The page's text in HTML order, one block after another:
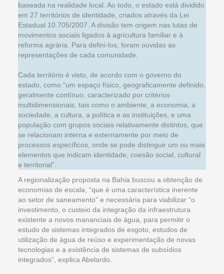
baseada na realidade local. Ao todo, o estado está dividido
em 27 territórios de identidade, criados através da Lei
Estadual 10.705/2007. A divisão tem origem nas lutas de
movimentos sociais ligados à agricultura familiar e à
reforma agrária. Para defini-los, foram ouvidas as
representações de cada comunidade.
Cada território é visto, de acordo com o governo do
estado, como “um espaço físico, geograficamente definido,
geralmente contínuo, caracterizado por critérios
multidimensionais, tais como o ambiente, a economia, a
sociedade, a cultura, a política e as instituições, e uma
população com grupos sociais relativamente distintos, que
se relacionam interna e externamente por meio de
processos específicos, onde se pode distinguir um ou mais
elementos que indicam identidade, coesão social, cultural
e territorial”.
A regionalização proposta na Bahia buscou a obtenção de
economias de escala, “que é uma característica inerente
ao setor de saneamento” e necessária para viabilizar “o
investimento, o custeio da integração da infraestrutura
existente a novos mananciais de água, para permitir o
estudo de sistemas integrados de esgoto, estudos de
utilização de água de reúso e experimentação de novas
tecnologias e a existência de sistemas de subsídios
integrados”, explica Abelardo.